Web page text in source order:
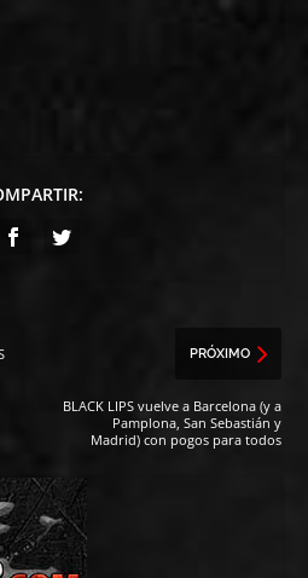
PRÓXIMO
BLACK LIPS vuelve a Barcelona (y a
Pamplona, San Sebastián y
Madrid) con pogos para todos